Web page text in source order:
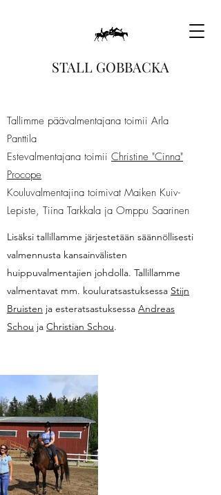
STALL GOBBACKA
Tallimme päävalmentajana toimii Arla
Panttila
Estevalmentajana toimii Christine "Cinna"
Procope
Kouluvalmentajina toimivat Maiken Kuiv-
Lepiste, Tiina Tarkkala ja Omppu Saarinen
Lisäksi tallillamme järjestetään säännöllisesti
valmennusta kansainvälisten
huippuvalmentajien johdolla. Tallillamme
valmentavat mm. kouluratsastuksessa Stijn
Bruisten ja esteratsastuksessa Andreas
Schou ja Christian Schou.